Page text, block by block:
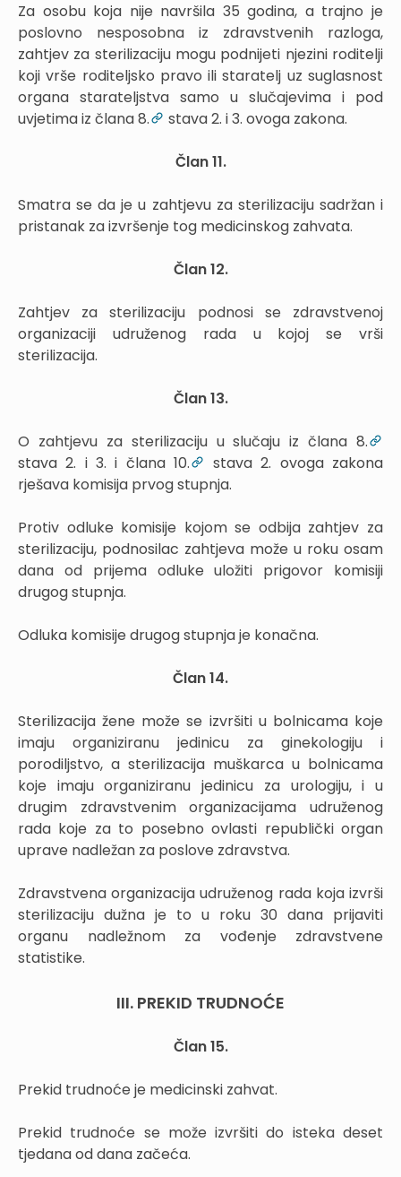
Za osobu koja nije navršila 35 godina, a trajno je
poslovno nesposobna iz zdravstvenih razloga,
zahtjev za sterilizaciju mogu podnijeti njezini roditelji
koji vrše roditeljsko pravo ili staratelj uz suglasnost
organa starateljstva samo u slučajevima i pod
uvjetima iz člana 8.
stava 2. i 3. ovoga zakona.
Član 11.
Smatra se da je u zahtjevu za sterilizaciju sadržan i
pristanak za izvršenje tog medicinskog zahvata.
Član 12.
Zahtjev za sterilizaciju podnosi se zdravstvenoj
organizaciji udruženog rada u kojoj se vrši
sterilizacija.
Član 13.
O zahtjevu za sterilizaciju u slučaju iz člana 8.
stava 2. i 3. i člana 10.
stava 2. ovoga zakona
rješava komisija prvog stupnja.
Protiv odluke komisije kojom se odbija zahtjev za
sterilizaciju, podnosilac zahtjeva može u roku osam
dana od prijema odluke uložiti prigovor komisiji
drugog stupnja.
Odluka komisije drugog stupnja je konačna.
Član 14.
Sterilizacija žene može se izvršiti u bolnicama koje
imaju organiziranu jedinicu za ginekologiju i
porodiljstvo, a sterilizacija muškarca u bolnicama
koje imaju organiziranu jedinicu za urologiju, i u
drugim zdravstvenim organizacijama udruženog
rada koje za to posebno ovlasti republički organ
uprave nadležan za poslove zdravstva.
Zdravstvena organizacija udruženog rada koja izvrši
sterilizaciju dužna je to u roku 30 dana prijaviti
organu nadležnom za vođenje zdravstvene
statistike.
III. PREKID TRUDNOĆE
Član 15.
Prekid trudnoće je medicinski zahvat.
Prekid trudnoće se može izvršiti do isteka deset
tjedana od dana začeća.